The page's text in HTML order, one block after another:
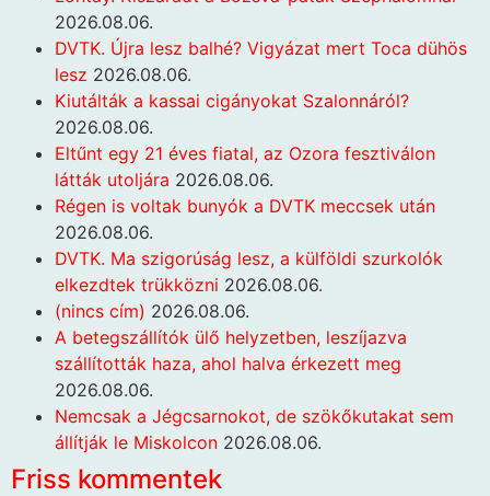
2026.08.06.
DVTK. Újra lesz balhé? Vigyázat mert Toca dühös
lesz 2026.08.06.
Kiutálták a kassai cigányokat Szalonnáról?
2026.08.06.
Eltűnt egy 21 éves fiatal, az Ozora fesztiválon
látták utoljára 2026.08.06.
Régen is voltak bunyók a DVTK meccsek után
2026.08.06.
DVTK. Ma szigorúság lesz, a külföldi szurkolók
elkezdtek trükközni 2026.08.06.
(nincs cím) 2026.08.06.
A betegszállítók ülő helyzetben, leszíjazva
szállították haza, ahol halva érkezett meg
2026.08.06.
Nemcsak a Jégcsarnokot, de szökőkutakat sem
állítják le Miskolcon 2026.08.06.
Friss kommentek